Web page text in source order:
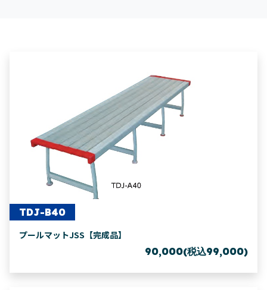
TDJ-B40
プールマットJSS【完成品】
90,000(税込99,000)